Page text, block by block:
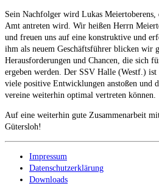
Sein Nach­fol­ger wird Lukas Mei­er­to­be­r­ens,
Amt antre­ten wird. Wir hei­ßen Herrn
und freu­en uns auf eine kon­struk­ti­ve und
ihm als neu­em Geschäfts­füh­rer bli­cken wir
Her­aus­for­de­run­gen und Chan­cen, die sich
erge­ben wer­den. Der SSV Hal­le (Westf.) ist
vie­le posi­ti­ve Ent­wick­lun­gen ansto­ßen und
ver­ei­ne wei­ter­hin opti­mal ver­tre­ten können.
Auf eine wei­ter­hin gute Zusam­men­ar­beit
Gütersloh!
Impressum
Datenschutzerklärung
Downloads